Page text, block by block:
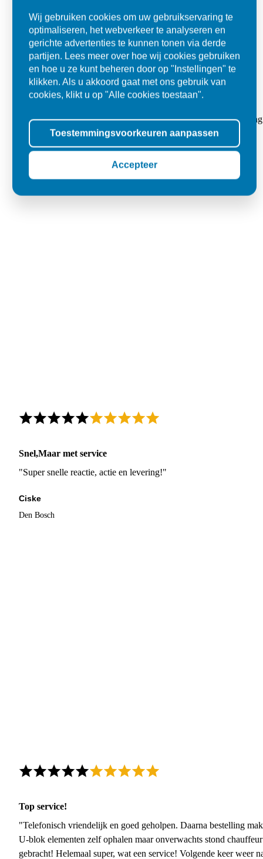
Super
"Goed geholpen bij aankoop en zeer klantvriendelijk. De
tegels voor in de tuin."
Oss
Snel,Maar met service
"Super snelle reactie, actie en levering!"
Ciske
Den Bosch
Top service!
"Telefonisch vriendelijk en goed geholpen. Daarna bestelling
U-blok elementen zelf ophalen maar onverwachts stond
gebracht! Helemaal super, wat een service! Volgende keer weer
Wij gebruiken cookies om uw gebruikservaring te
optimaliseren, het webverkeer te analyseren en
gerichte advertenties te kunnen tonen via derde
partijen. Lees meer over hoe wij cookies gebruiken
en hoe u ze kunt beheren door op "Instellingen" te
klikken. Als u akkoord gaat met ons gebruik van
cookies, klikt u op "Alle cookies toestaan".
Toestemmingsvoorkeuren aanpassen
Accepteer